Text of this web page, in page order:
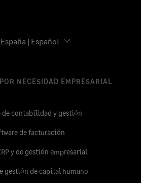
España | Español
NECESIDAD EMPRESARIAL
de contabilidad y gestión
de facturación
y de gestión empresarial
gestión de capital humano